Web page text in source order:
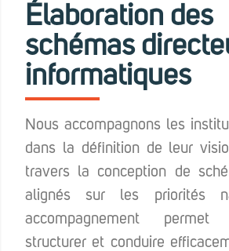
Élaboration des
schémas
informatiques
Nous accompagnons les
dans la définition de leur
travers la conception de
alignés sur les priorités
accompagnement
structurer et conduire